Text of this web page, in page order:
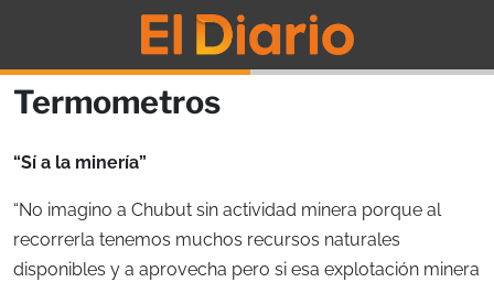
Termometros
“Sí a la minería”
“No imagino a Chubut sin actividad minera porque al
recorrerla tenemos muchos recursos naturales
disponibles y a aprovecha pero si esa explotación minera